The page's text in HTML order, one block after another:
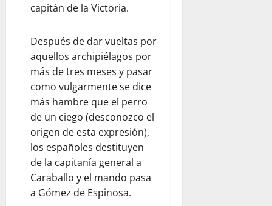
capitán de la Victoria.
Después de dar vueltas por
aquellos archipiélagos por
más de tres meses y pasar
como vulgarmente se dice
más hambre que el perro
de un ciego (desconozco el
origen de esta expresión),
los españoles destituyen
de la capitanía general a
Caraballo y el mando pasa
a Gómez de Espinosa.